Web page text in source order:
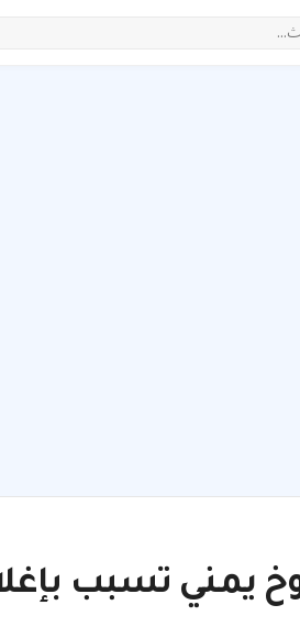
يمني تسبب